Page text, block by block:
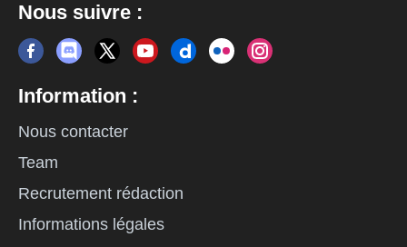
Nous suivre :
Information :
Nous contacter
Team
Recrutement rédaction
Informations légales